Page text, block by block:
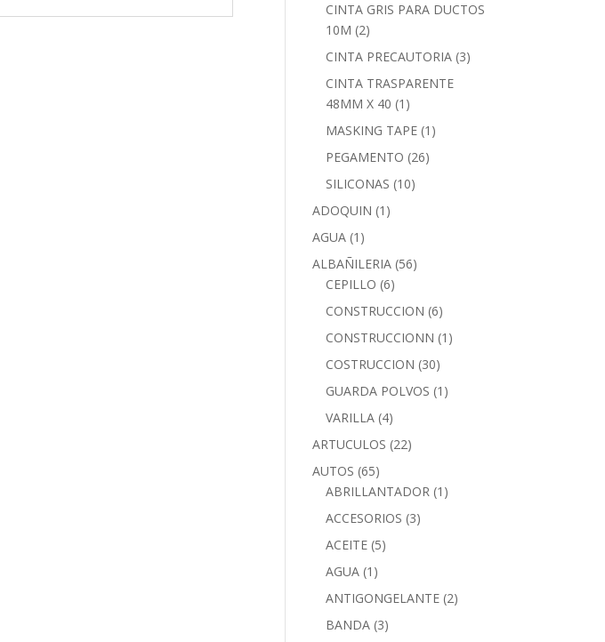
CINTA GRIS PARA DUCTOS
10M (2)
CINTA PRECAUTORIA (3)
CINTA TRASPARENTE
48MM X 40 (1)
MASKING TAPE (1)
PEGAMENTO (26)
SILICONAS (10)
ADOQUIN (1)
AGUA (1)
ALBAÑILERIA (56)
CEPILLO (6)
CONSTRUCCION (6)
CONSTRUCCIONN (1)
COSTRUCCION (30)
GUARDA POLVOS (1)
VARILLA (4)
ARTUCULOS (22)
AUTOS (65)
ABRILLANTADOR (1)
ACCESORIOS (3)
ACEITE (5)
AGUA (1)
ANTIGONGELANTE (2)
BANDA (3)